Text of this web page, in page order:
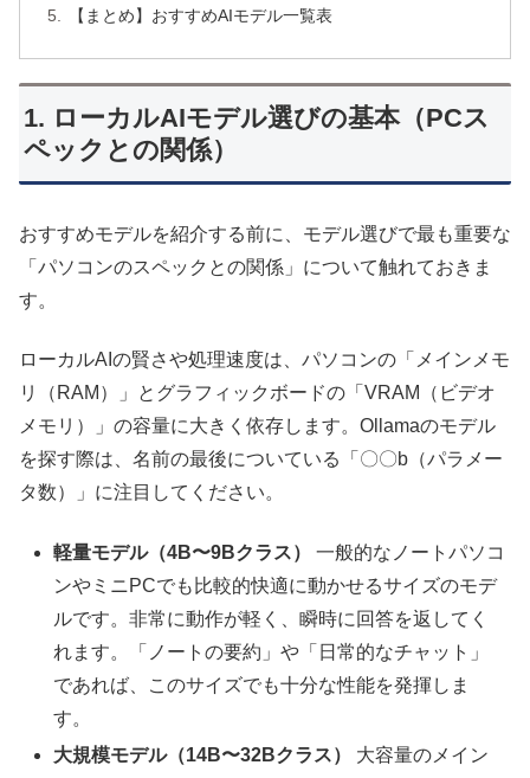
【まとめ】おすすめAIモデル一覧表
1. ローカルAIモデル選びの基本（PCス
ペックとの関係）
おすすめモデルを紹介する前に、モデル選びで最も重要な
「パソコンのスペックとの関係」について触れておきま
す。
ローカルAIの賢さや処理速度は、パソコンの「メインメモ
リ（RAM）」とグラフィックボードの「VRAM（ビデオ
メモリ）」の容量に大きく依存します。Ollamaのモデル
を探す際は、名前の最後についている「〇〇b（パラメー
タ数）」に注目してください。
軽量モデル（4B〜9Bクラス）
一般的なノートパソコ
ンやミニPCでも比較的快適に動かせるサイズのモデ
ルです。非常に動作が軽く、瞬時に回答を返してく
れます。「ノートの要約」や「日常的なチャット」
であれば、このサイズでも十分な性能を発揮しま
す。
大規模モデル（14B〜32Bクラス）
大容量のメイン